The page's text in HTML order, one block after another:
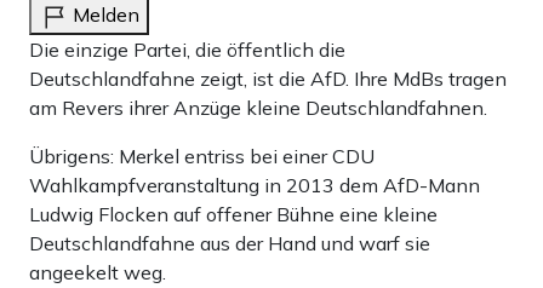
Melden
Die einzige Partei, die öffentlich die
Deutschlandfahne zeigt, ist die AfD. Ihre MdBs tragen
am Revers ihrer Anzüge kleine Deutschlandfahnen.
Übrigens: Merkel entriss bei einer CDU
Wahlkampfveranstaltung in 2013 dem AfD-Mann
Ludwig Flocken auf offener Bühne eine kleine
Deutschlandfahne aus der Hand und warf sie
angeekelt weg.